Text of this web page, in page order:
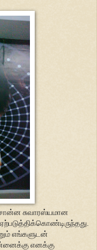
சுவாரஸ்யமான
எங்களுடன்
எனக்கு